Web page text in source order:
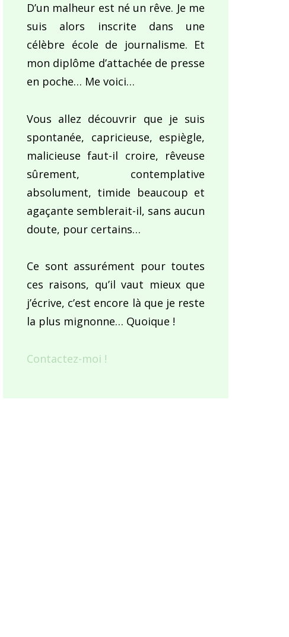
D’un malheur est né un rêve. Je me
suis alors inscrite dans une
célèbre école de journalisme. Et
mon diplôme d’attachée de presse
en poche… Me voici…
Vous allez découvrir que je suis
spontanée, capricieuse, espiègle,
malicieuse faut-il croire, rêveuse
sûrement, contemplative
absolument, timide beaucoup et
agaçante semblerait-il, sans aucun
doute, pour certains…
Ce sont assurément pour toutes
ces raisons, qu’il vaut mieux que
j’écrive, c’est encore là que je reste
la plus mignonne… Quoique !
Contactez-moi !